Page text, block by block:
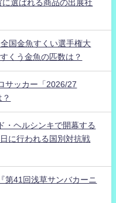
選ばれる商品の出展社
国金魚すくい選手権大
くう金魚の匹数は？
サッカー「2026/27
・ヘルシンキで開幕する
に行われる国別対抗戦
第41回浅草サンバカーニ